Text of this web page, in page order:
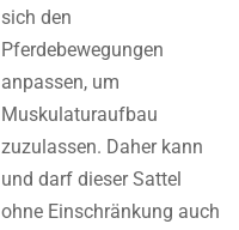
sich den
Pferdebewegungen
anpassen, um
Muskulaturaufbau
zuzulassen. Daher kann
und darf dieser Sattel
ohne Einschränkung auch